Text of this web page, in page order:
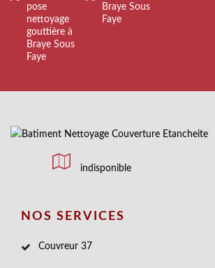
pose
nettoyage
gouttière à
Braye Sous
Faye
Braye Sous
Faye
indisponible
NOS SERVICES
Couvreur 37